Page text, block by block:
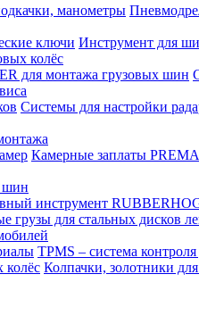
манометры
ключи Инструмент для
колёс
для монтажа грузовых шин
Системы для настройки
Камерные заплаты PREMA
шин
инструмент
грузы для стальных дисков
TPMS – система
колёс Колпачки, золотники